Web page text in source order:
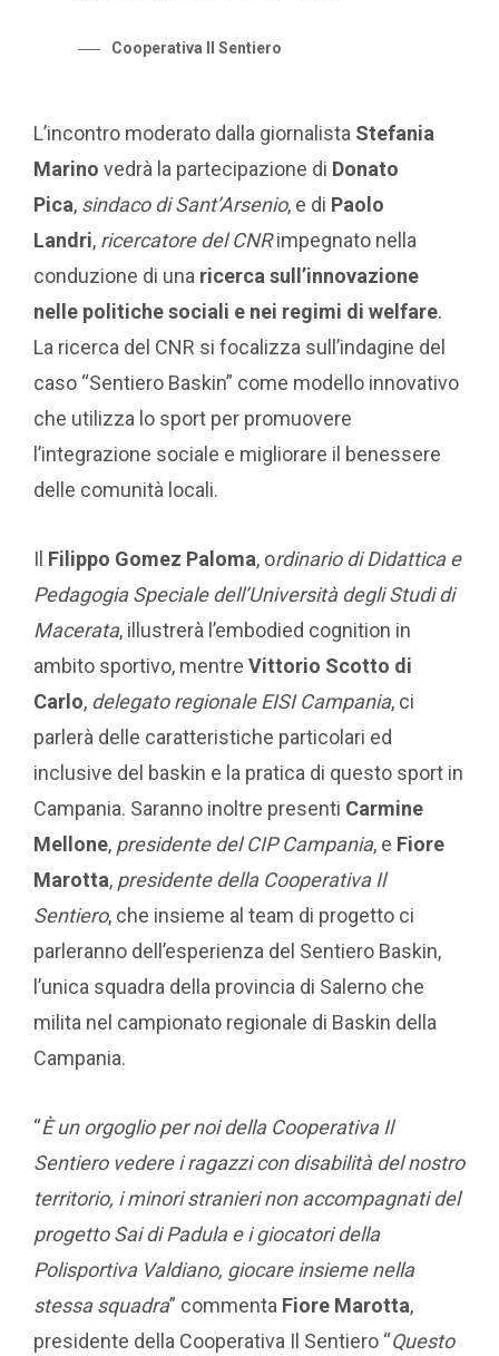
Cooperativa Il Sentiero
L’incontro moderato dalla giornalista Stefania
Marino vedrà la partecipazione di Donato
Pica, sindaco di Sant’Arsenio, e di Paolo
Landri, ricercatore del CNRimpegnato nella
conduzione di una ricerca sull’innovazione
nelle politiche sociali e nei regimi di welfare.
La ricerca del CNR si focalizza sull’indagine del
caso “Sentiero Baskin” come modello innovativo
che utilizza lo sport per promuovere
l’integrazione sociale e migliorare il benessere
delle comunità locali.
Il Filippo Gomez Paloma, ordinario di Didattica e
Pedagogia Speciale dell’Università degli Studi di
Macerata, illustrerà l’embodied cognition in
ambito sportivo, mentre Vittorio Scotto di
Carlo, delegato regionale EISI Campania, ci
parlerà delle caratteristiche particolari ed
inclusive del baskin e la pratica di questo sport in
Campania. Saranno inoltre presenti Carmine
Mellone, presidente del CIP Campania, e Fiore
Marotta, presidente della Cooperativa Il
Sentiero, che insieme al team di progetto ci
parleranno dell’esperienza del Sentiero Baskin,
l’unica squadra della provincia di Salerno che
milita nel campionato regionale di Baskin della
Campania.
“È un orgoglio per noi della Cooperativa Il
Sentiero vedere i ragazzi con disabilità del nostro
territorio, i minori stranieri non accompagnati del
progetto Sai di Padula e i giocatori della
Polisportiva Valdiano, giocare insieme nella
stessa squadra” commenta Fiore Marotta,
presidente della Cooperativa Il Sentiero “Questo